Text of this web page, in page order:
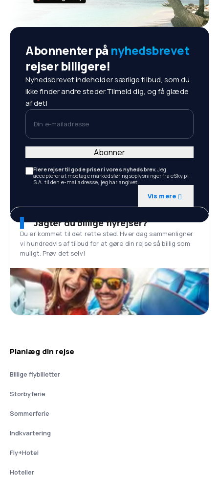
Abonnenter på nyhedsbrevet
rejser billigere!
Nyhedsbrevet indeholder særlige tilbud, som du
ikke finder andre steder.Tilmeld dig, og få glæde
af det!
Din e-mailadresse
Flere rejser til gode priser i vores nyhedsbrev.Jeg
accepterer at modtage markedsføringsoplysninger fra eSky.pl
S.A. til den e-mailadresse, jeg har angivet.
Vis mere
Abonner
Jagter du billige flyrejser?
Du er kommet til det rette sted. Hver dag sammenligner
vi hundredvis af tilbud for at gøre din rejse så billig som
muligt. Prøv det selv!
Planlæg din rejse
Billige flybilletter
Storbyferie
Sommerferie
Indkvartering
Fly+Hotel
Hoteller